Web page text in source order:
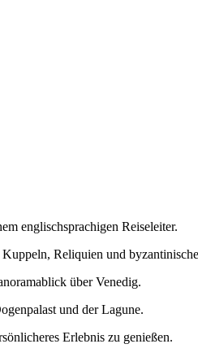
englischsprachigen Reiseleiter.
Reliquien und
über Venedig.
und der Lagune.
Erlebnis zu genießen.